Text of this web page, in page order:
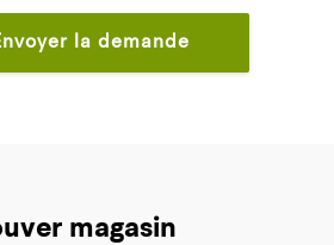
la demande
magasin